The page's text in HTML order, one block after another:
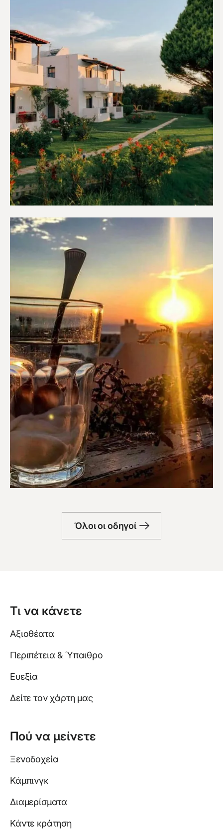
Διαμερίσματα
Μπαρ
Όλοι οι οδηγοί
Τι να κάνετε
Αξιοθέατα
Περιπέτεια & Ύπαιθρο
Ευεξία
Δείτε τον χάρτη μας
Πού να μείνετε
Ξενοδοχεία
Κάμπινγκ
Διαμερίσματα
Κάντε κράτηση